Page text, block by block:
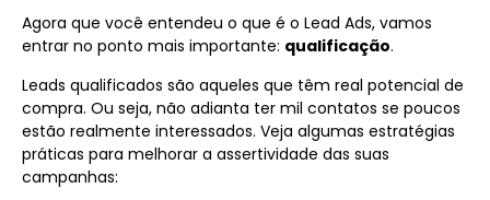
Agora que você entendeu o que é o Lead Ads, vamos
entrar no ponto mais importante: qualificação.
Leads qualificados são aqueles que têm real potencial de
compra. Ou seja, não adianta ter mil contatos se poucos
estão realmente interessados. Veja algumas estratégias
práticas para melhorar a assertividade das suas
campanhas: